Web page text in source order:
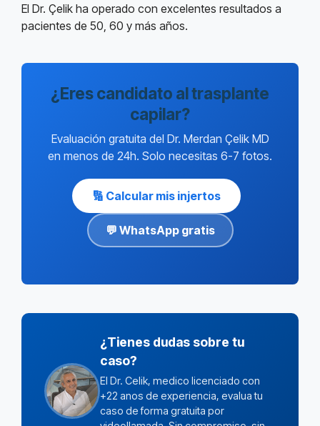
El Dr. Çelik ha operado con excelentes resultados a
pacientes de 50, 60 y más años.
¿Eres candidato al trasplante
capilar?
Evaluación gratuita del Dr. Merdan Çelik MD
en menos de 24h. Solo necesitas 6-7 fotos.
🔢 Calcular mis injertos
💬 WhatsApp gratis
¿Tienes dudas sobre tu
caso?
El Dr. Celik, medico licenciado con
+22 anos de experiencia, evalua tu
caso de forma gratuita por